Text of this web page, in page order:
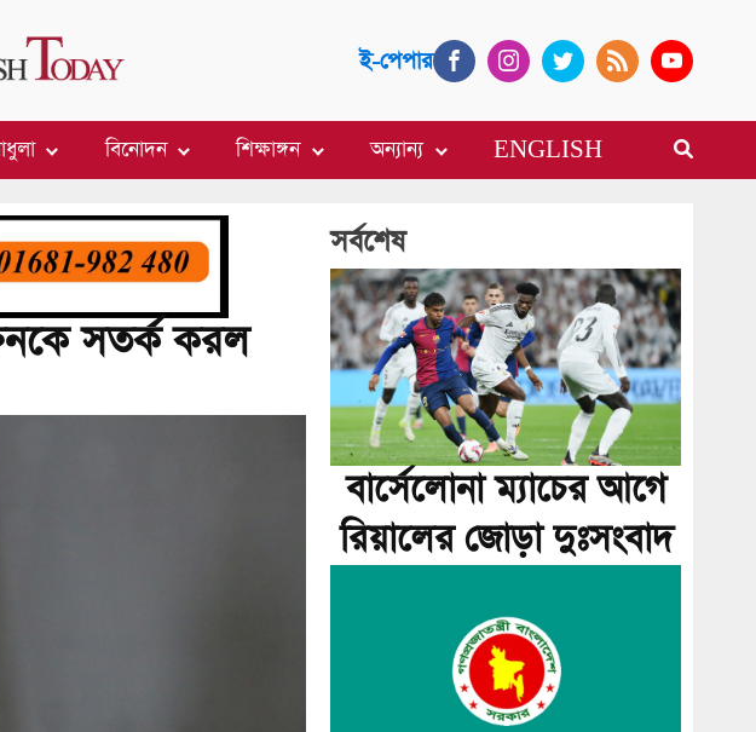
ই-পেপার
বিনোদন শিক্ষাঙ্গন অন্যান্য ENGLISH
সতর্ক করল
সর্বশেষ
বার্সেলোনা ম্যাচের আগে
রিয়ালের জোড়া দুঃসংবাদ